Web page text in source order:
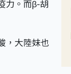
力。而β-胡
，大陸妹也